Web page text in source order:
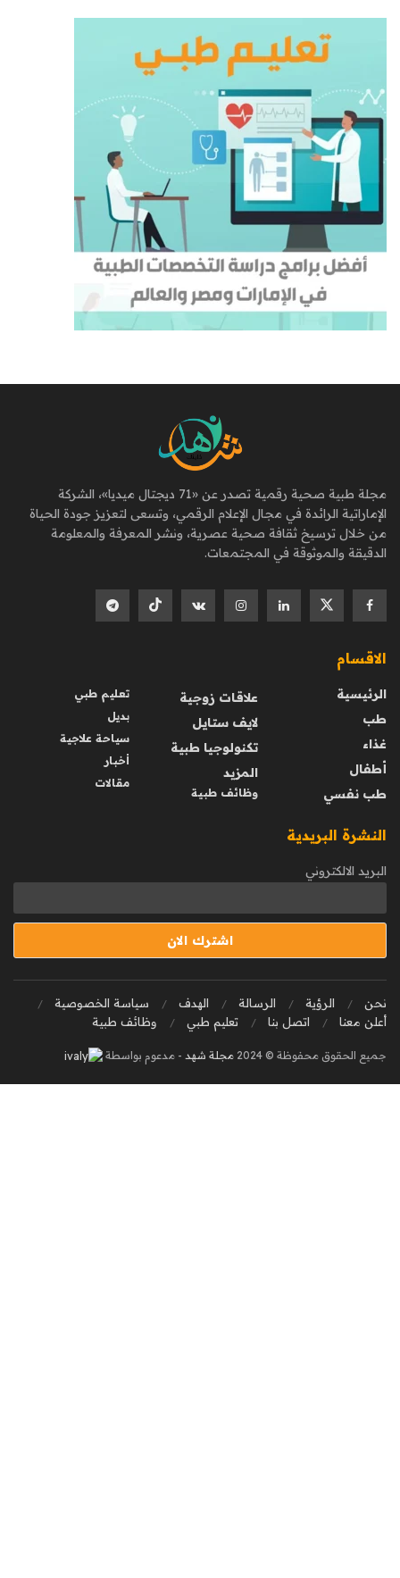
مجلة طبية صحية رقمية تصدر عن «71 ديجتال ميديا»، الشركة
الإماراتية الرائدة في مجال الإعلام الرقمي، وتسعى لتعزيز جودة الحياة
من خلال ترسيخ ثقافة صحية عصرية، ونشر المعرفة والمعلومة
الدقيقة والموثوقة في المجتمعات.
الاقسام
الرئيسية
طب
غذاء
أطفال
طب نفسي
علاقات زوجية
لايف ستايل
تكنولوجيا طبية
المزيد
وظائف طبية
تعليم طبي
بديل
سياحة علاجية
أخبار
مقالات
النشرة البريدية
البريد الالكتروني
نحن الرؤية الرسالة الهدف
سياسة الخصوصية
أعلن معنا
اتصل بنا تعليم طبي وظائف طبية
جميع الحقوق محفوظة © 2024 مجلة شهد - مدعوم بواسطة